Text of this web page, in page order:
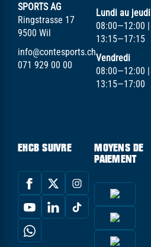
SPORTS AG
Ringstrasse 17
9500 Wil
info@contesports.ch
071 929 00 00
Lundi au jeudi
08:00—12:00 |
13:15—17:15
Vendredi
08:00—12:00 |
13:15—17:00
EHCB SUIVRE
MOYENS DE
PAIEMENT